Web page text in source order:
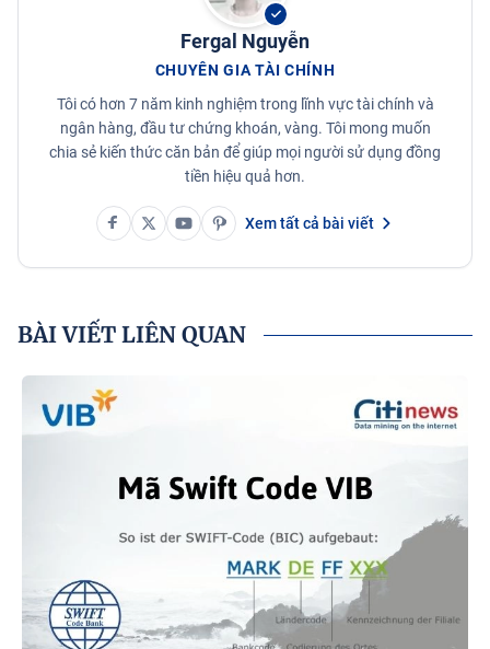
Fergal Nguyễn
CHUYÊN GIA TÀI CHÍNH
Tôi có hơn 7 năm kinh nghiệm trong lĩnh vực tài chính và
ngân hàng, đầu tư chứng khoán, vàng. Tôi mong muốn
chia sẻ kiến thức căn bản để giúp mọi người sử dụng đồng
tiền hiệu quả hơn.
Xem tất cả bài viết
BÀI VIẾT LIÊN QUAN